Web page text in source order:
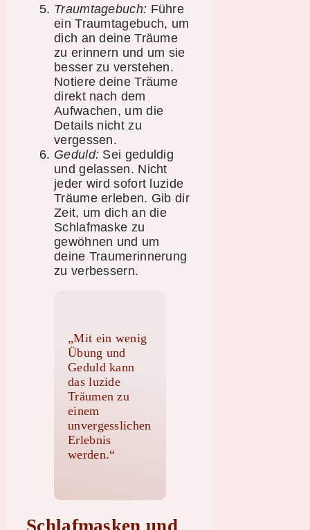
Traumtagebuch: Führe
ein Traumtagebuch, um
dich an deine Träume
zu erinnern und um sie
besser zu verstehen.
Notiere deine Träume
direkt nach dem
Aufwachen, um die
Details nicht zu
vergessen.
Geduld: Sei geduldig
und gelassen. Nicht
jeder wird sofort luzide
Träume erleben. Gib dir
Zeit, um dich an die
Schlafmaske zu
gewöhnen und um
deine Traumerinnerung
zu verbessern.
„Mit ein wenig
Übung und
Geduld kann
das luzide
Träumen zu
einem
unvergesslichen
Erlebnis
werden.“
Schlafmasken und